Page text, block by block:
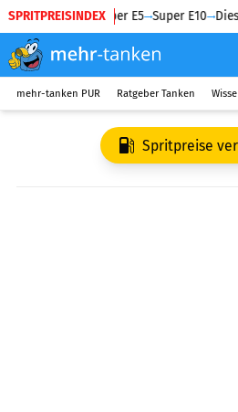
SPRITPREISINDEX
Diesel Super E5 Super E10
mehr-tanken PUR Ratgeber Tanken
Spritpreise